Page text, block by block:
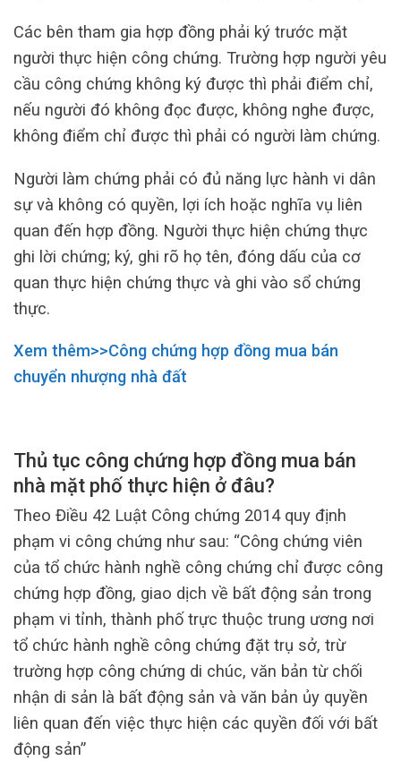
Các bên tham gia hợp đồng phải ký trước mặt
người thực hiện công chứng. Trường hợp người yêu
cầu công chứng không ký được thì phải điểm chỉ,
nếu người đó không đọc được, không nghe được,
không điểm chỉ được thì phải có người làm chứng.
Người làm chứng phải có đủ năng lực hành vi dân
sự và không có quyền, lợi ích hoặc nghĩa vụ liên
quan đến hợp đồng. Người thực hiện chứng thực
ghi lời chứng; ký, ghi rõ họ tên, đóng dấu của cơ
quan thực hiện chứng thực và ghi vào sổ chứng
thực.
Xem thêm>>Công chứng hợp đồng mua bán
chuyển nhượng nhà đất
Thủ tục công chứng hợp đồng mua bán
nhà mặt phố thực hiện ở đâu?
Theo Điều 42 Luật Công chứng 2014 quy định
phạm vi công chứng như sau: “Công chứng viên
của tổ chức hành nghề công chứng chỉ được công
chứng hợp đồng, giao dịch về bất động sản trong
phạm vi tỉnh, thành phố trực thuộc trung ương nơi
tổ chức hành nghề công chứng đặt trụ sở, trừ
trường hợp công chứng di chúc, văn bản từ chối
nhận di sản là bất động sản và văn bản ủy quyền
liên quan đến việc thực hiện các quyền đối với bất
động sản”